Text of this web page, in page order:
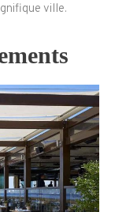
ville.